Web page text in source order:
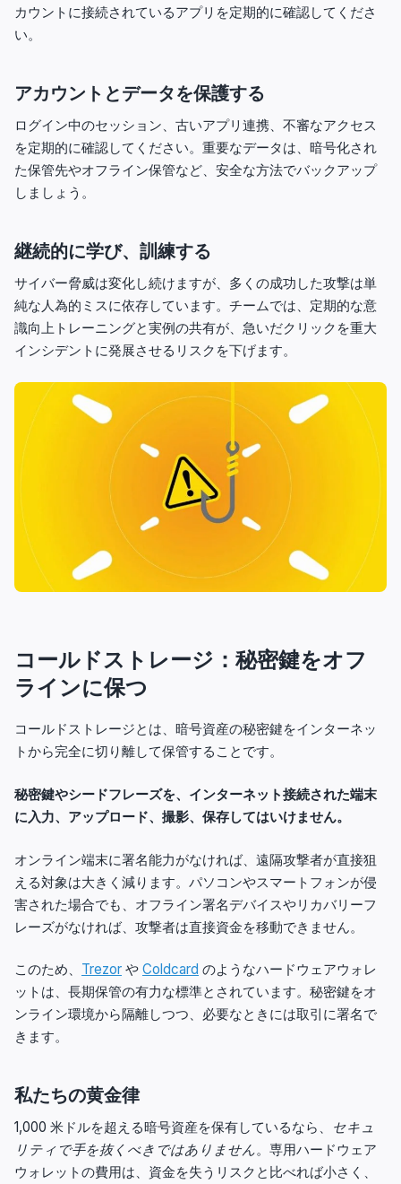
カウントに接続されているアプリを定期的に確認してくださ
い。
アカウントとデータを保護する
ログイン中のセッション、古いアプリ連携、不審なアクセス
を定期的に確認してください。重要なデータは、暗号化され
た保管先やオフライン保管など、安全な方法でバックアップ
しましょう。
継続的に学び、訓練する
サイバー脅威は変化し続けますが、多くの成功した攻撃は単
純な人為的ミスに依存しています。チームでは、定期的な意
識向上トレーニングと実例の共有が、急いだクリックを重大
インシデントに発展させるリスクを下げます。
コールドストレージ：秘密鍵をオフ
ラインに保つ
コールドストレージとは、暗号資産の秘密鍵をインターネッ
トから完全に切り離して保管することです。
秘密鍵やシードフレーズを、インターネット接続された端末
に入力、アップロード、撮影、保存してはいけません。
オンライン端末に署名能力がなければ、遠隔攻撃者が直接狙
える対象は大きく減ります。パソコンやスマートフォンが侵
害された場合でも、オフライン署名デバイスやリカバリーフ
レーズがなければ、攻撃者は直接資金を移動できません。
このため、 Trezor や Coldcard のようなハードウェアウォレ
ットは、長期保管の有力な標準とされています。秘密鍵をオ
ンライン環境から隔離しつつ、必要なときには取引に署名で
きます。
私たちの黄金律
1,000 米ドルを超える暗号資産を保有しているなら、
セキュ
リティで手を抜くべきではありません。専用ハードウェア
ウォレットの費用は、資金を失うリスクと比べれば小さく、